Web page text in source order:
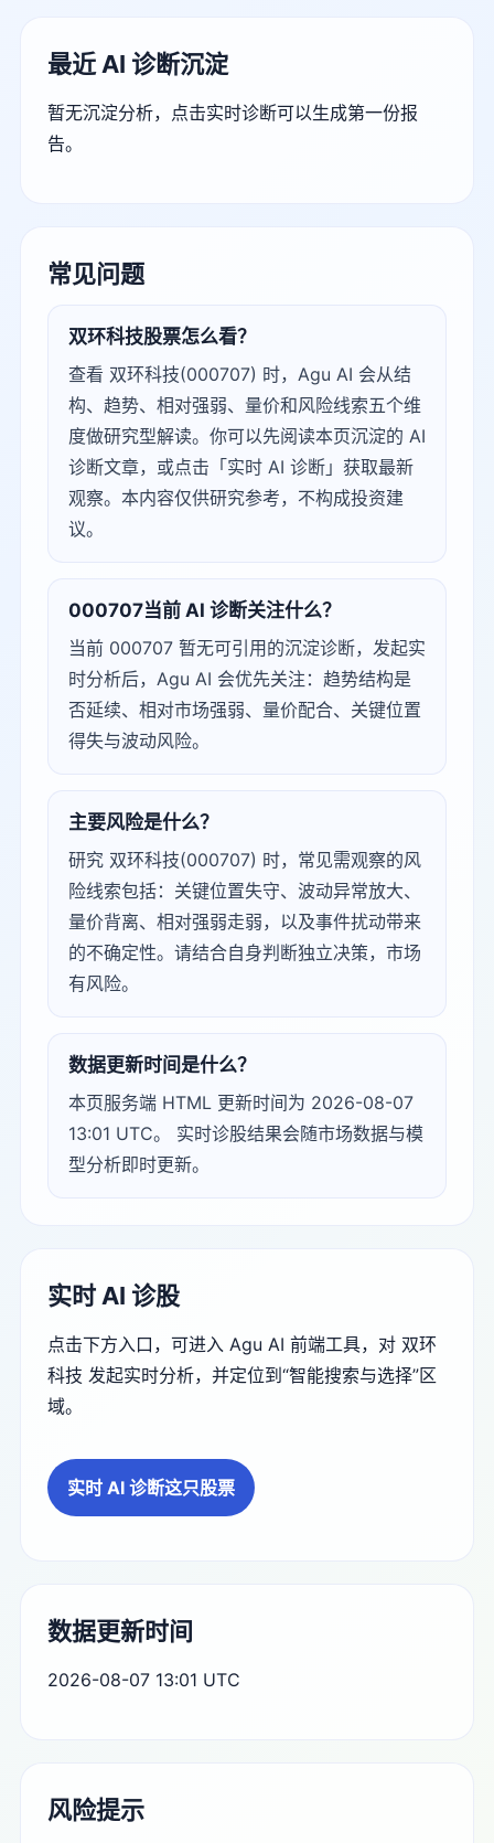
最近 AI 诊断沉淀
暂无沉淀分析，点击实时诊断可以生成第一份报
告。
常见问题
双环科技股票怎么看？
查看 双环科技(000707) 时，Agu AI 会从结
构、趋势、相对强弱、量价和风险线索五个维
度做研究型解读。你可以先阅读本页沉淀的 AI
诊断文章，或点击「实时 AI 诊断」获取最新
观察。本内容仅供研究参考，不构成投资建
议。
000707当前 AI 诊断关注什么？
当前 000707 暂无可引用的沉淀诊断，发起实
时分析后，Agu AI 会优先关注：趋势结构是
否延续、相对市场强弱、量价配合、关键位置
得失与波动风险。
主要风险是什么？
研究 双环科技(000707) 时，常见需观察的风
险线索包括：关键位置失守、波动异常放大、
量价背离、相对强弱走弱，以及事件扰动带来
的不确定性。请结合自身判断独立决策，市场
有风险。
数据更新时间是什么？
本页服务端 HTML 更新时间为 2026-08-07
13:01 UTC。 实时诊股结果会随市场数据与模
型分析即时更新。
实时 AI 诊股
点击下方入口，可进入 Agu AI 前端工具，对 双环
科技 发起实时分析，并定位到“智能搜索与选择”区
域。
实时 AI 诊断这只股票
数据更新时间
2026-08-07 13:01 UTC
风险提示